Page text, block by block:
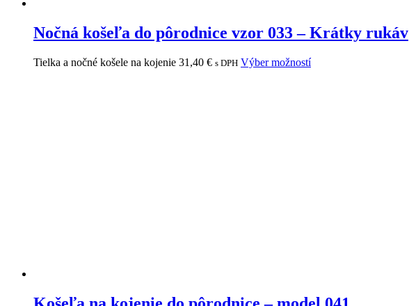
Nočná košeľa do pôrodnice vzor 033 – Krátky rukáv
Tielka a nočné košele na kojenie 31,40 € s DPH Výber možností